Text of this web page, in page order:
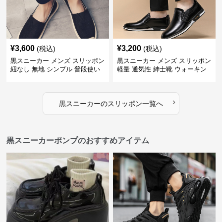
¥3,600 (税込)
黒スニーカー メンズ スリッポン
紐なし 無地 シンプル 普段使い
¥3,200 (税込)
黒スニーカー メンズ スリッポン
軽量 通気性 紳士靴 ウォーキン
黒スニーカーのスリッポン一覧へ ›
黒スニーカーポンプのおすすめアイテム